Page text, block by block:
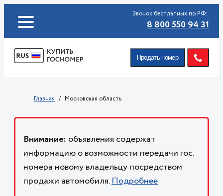
Звонок бесплатных по РФ:
8 800 550 94 31
Продать номер
Главная Московская область
Внимание: объявления содержат
информацию о возможности передачи гос.
номера новому владельцу посредством
продажи автомобиля.Подробнее